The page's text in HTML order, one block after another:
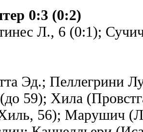
0:3 (0:2)
Л., 6 (0:1);
Эд.; Пеллегрини
59); Хила
56); Марушич